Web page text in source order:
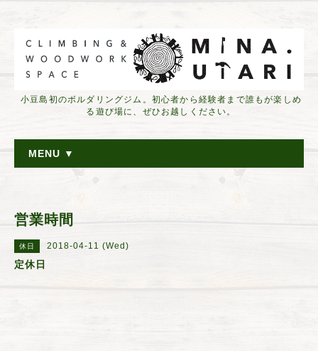
小豆島初のボルダリングジム。初心者から経験者まで誰もが楽しめ
る遊び場に、ぜひお越しください。
MENU ▼
営業時間
休日 2018-04-11 (Wed)
定休日